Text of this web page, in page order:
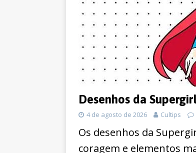
Desenhos da
4 de agosto de 2026 Cultips
Os desenhos da
coragem e elementos